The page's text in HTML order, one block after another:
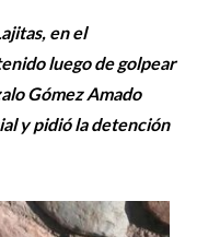
en el
luego de golpear
Gómez Amado
y pidió la detención